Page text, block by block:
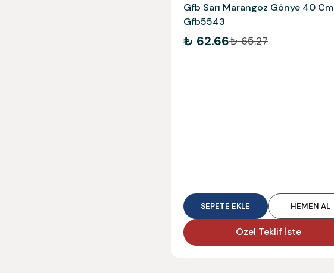
Gfb Sarı Marangoz Gönye 40 Cm
Gfb5543
₺ 62.66₺ 65.27
SEPETE EKLE HEMEN AL
Özel Teklif İste